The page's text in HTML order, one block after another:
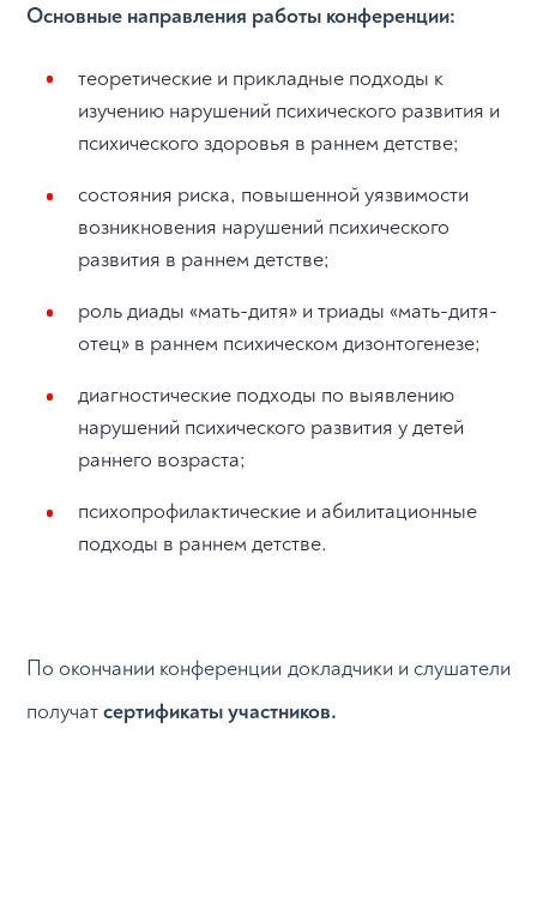
Основные направления работы конференции:
теоретические и прикладные подходы к
изучению нарушений психического развития и
психического здоровья в раннем детстве;
состояния риска, повышенной уязвимости
возникновения нарушений психического
развития в раннем детстве;
роль диады «мать-дитя» и триады «мать-дитя-
отец» в раннем психическом дизонтогенезе;
диагностические подходы по выявлению
нарушений психического развития у детей
раннего возраста;
психопрофилактические и абилитационные
подходы в раннем детстве.
По окончании конференции докладчики и слушатели
получатсертификаты участников.